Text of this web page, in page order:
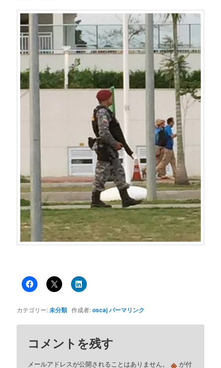
カテゴリー:未分類 作成者:oscajパーマリンク
コメントを残す
メールアドレスが公開されることはありません。 ※ が付